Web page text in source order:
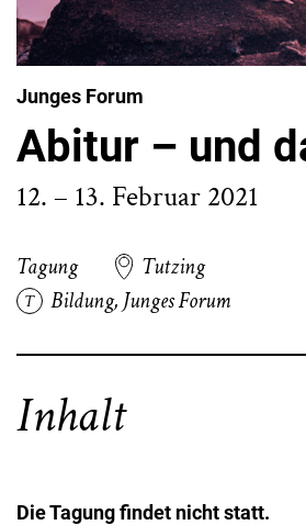
Junges Forum
Abitur – und
12. – 13. Februar 2021
Tagung
Tutzing
Bildung, Junges Forum
Inhalt
Die Tagung findet nicht statt.